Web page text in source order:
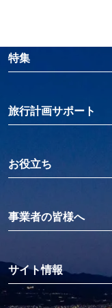
特集
旅行計画サポート
お役立ち
事業者の皆様へ
サイト情報